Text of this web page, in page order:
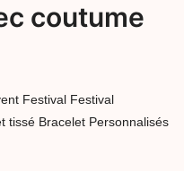
coutume
Festival Festival
tissé Bracelet Personnalisés